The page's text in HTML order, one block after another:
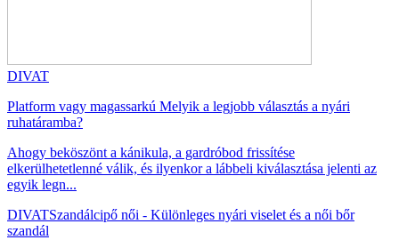
DIVAT
Platform vagy magassarkú Melyik a legjobb választás a nyári
ruhatáramba?
Ahogy beköszönt a kánikula, a gardróbod frissítése
elkerülhetetlenné válik, és ilyenkor a lábbeli kiválasztása jelenti az
egyik legn...
DIVATSzandálcipő női - Különleges nyári viselet és a női bőr
szandál